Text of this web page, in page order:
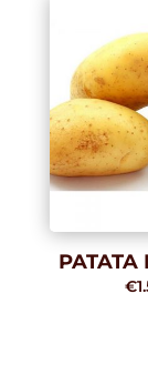
PATATA
€